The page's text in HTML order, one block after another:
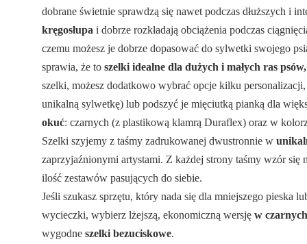
dobrane świetnie sprawdzą się nawet podczas dłuższych i
kręgosłupa i dobrze rozkładają obciążenia podczas
czemu możesz je dobrze dopasować do sylwetki swojego
sprawia, że toszelki idealne dla dużych i małych ras
szelki, możesz dodatkowo wybrać opcje kilku
unikalną sylwetkę) lub podszyć je mięciutką pianką dla
okuć: czarnych (z plastikową klamrą Duraflex) oraz w
Szelki szyjemy z taśmy zadrukowanej dwustronnie w
zaprzyjaźnionymi artystami. Z każdej strony taśmy wzór
ilość zestawów pasujących do siebie.
Jeśli szukasz sprzętu, który nada się dla mniejszego pieska
wycieczki, wybierz lżejszą, ekonomiczną wersjęw
wygodneszelki bezuciskowe.